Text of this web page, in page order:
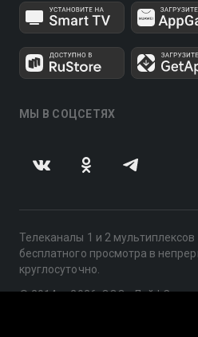
МЫ В СОЦСЕТЯХ
Телеканалы 1 и 2
бесплатного просмотра в
круглосуточно.
© 2014 — 2026, ООО